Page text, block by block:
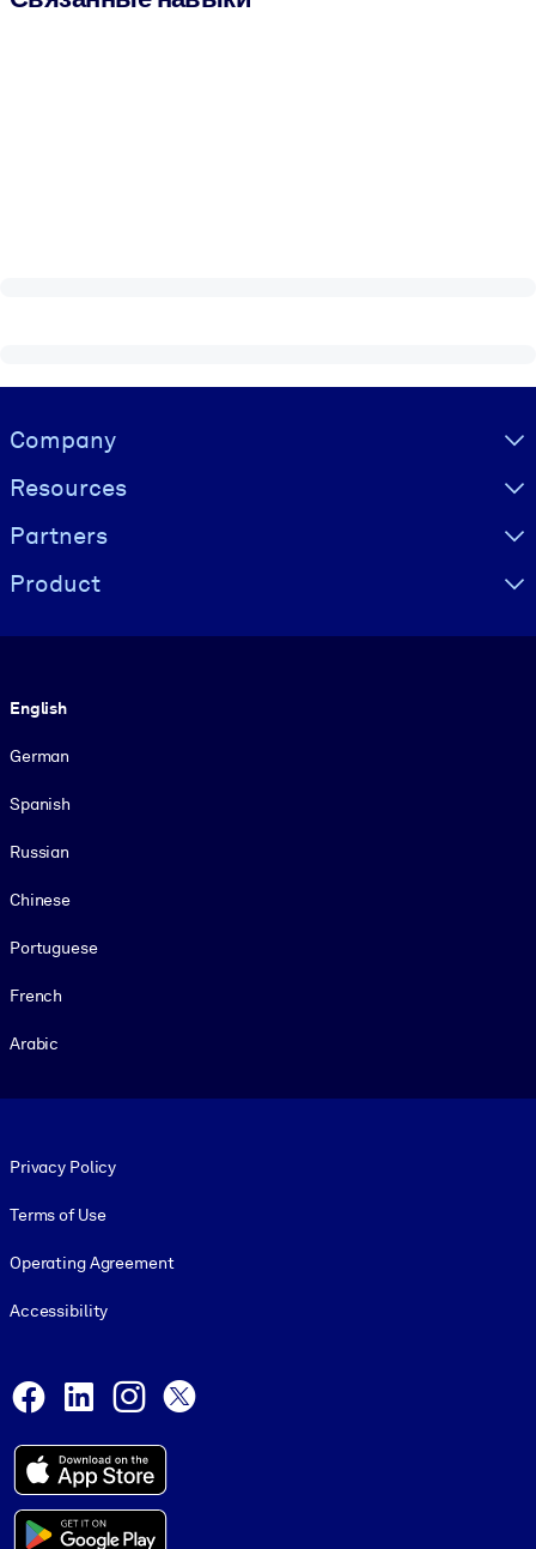
Visually hidden Text
Company
Resources
Partners
Product
English
German
Spanish
Russian
Chinese
Portuguese
French
Arabic
Privacy Policy
Terms of Use
Operating Agreement
Accessibility
Facebook
LinkedInInstagram